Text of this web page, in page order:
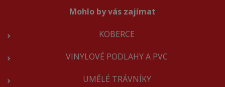
Mohlo by vás zajímat
KOBERCE
VINYLOVÉ PODLAHY A PVC
UMĚLÉ TRÁVNÍKY